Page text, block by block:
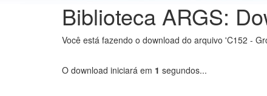
Biblioteca ARGS:
Você está fazendo o download do arquivo 'C152 -
O download iniciará em 1 segundos...